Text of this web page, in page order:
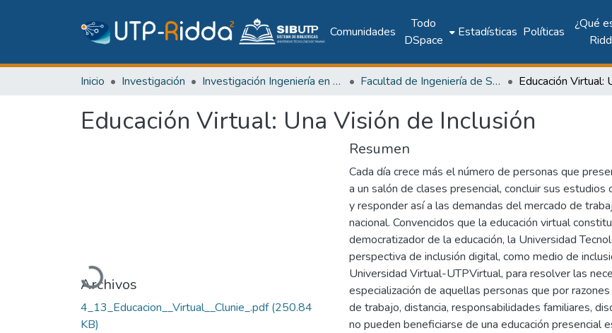
Comunidades
Todo
DSpace
Estadísticas Políticas
¿Qué
Inicio Investigación Investigación Ingeniería en computación e informática Facultad de Ingeniería de Sistemas Computacionales
Educación Virtual: Una Visión de Inclusión
Cargando...
Archivos
4_13_Educacion__Virtual__Clunie_.pdf(250.84
KB)
Resumen
Cada día crece más el número de personas que
a un salón de clases presencial, concluir sus estudios
y responder así a las demandas del mercado de
nacional. Convencidos que la educación virtual
democratizador de la educación, la Universidad
perspectiva de inclusión digital, como medio de
Universidad Virtual-UTPVirtual, para resolver las
especialización de aquellas personas que por
de trabajo, distancia, responsabilidades familiares,
no pueden beneficiarse de una educación presencial